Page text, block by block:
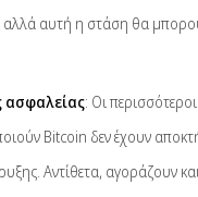
αλλά αυτή η στάση θα
ασφαλείας: Οι
Bitcoin δεν έχουν
Αντίθετα, αγοράζουν